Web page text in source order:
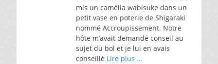
mis un camélia wabisuke dans un
petit vase en poterie de Shigaraki
nommé Accroupissement. Notre
hôte m’avait demandé conseil au
sujet du bol et je lui en avais
conseillé Lire plus …